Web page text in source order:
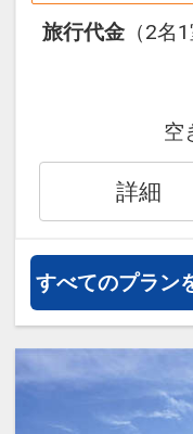
インターネッ
旅行代金 （2名
空
詳細
すべてのプラン